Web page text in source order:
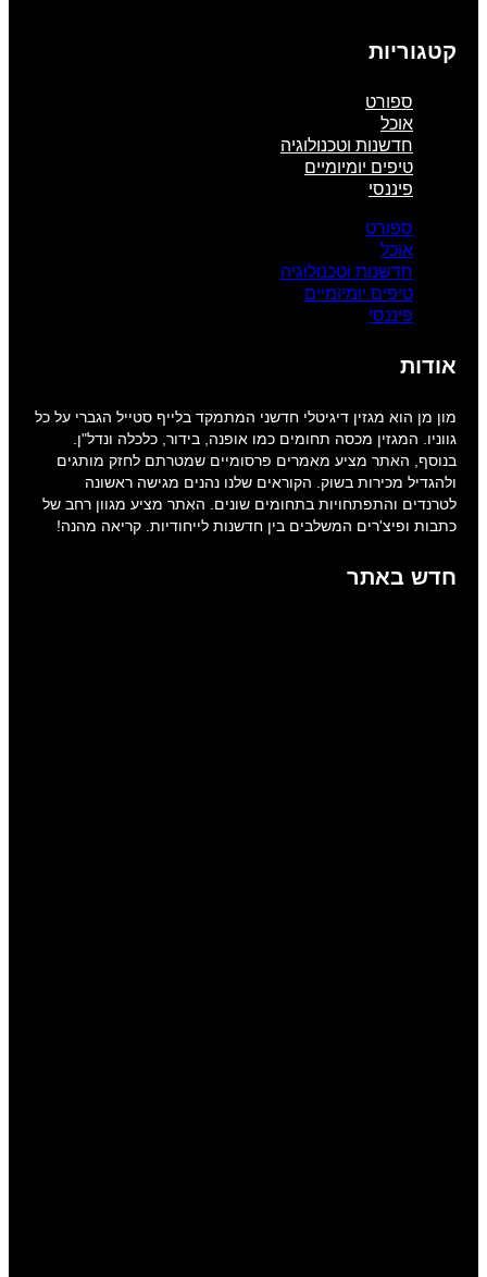
קטגוריות
ספורט
אוכל
חדשנות וטכנולוגיה
טיפים יומיומיים
פיננסי
ספורט
אוכל
חדשנות וטכנולוגיה
טיפים יומיומיים
פיננסי
אודות
מון מן הוא מגזין דיגיטלי חדשני המתמקד בלייף סטייל הגברי על כל
גווניו. המגזין מכסה תחומים כמו אופנה, בידור, כלכלה ונדל"ן.
בנוסף, האתר מציע מאמרים פרסומיים שמטרתם לחזק מותגים
ולהגדיל מכירות בשוק. הקוראים שלנו נהנים מגישה ראשונה
לטרנדים והתפתחויות בתחומים שונים. האתר מציע מגוון רחב של
כתבות ופיצ'רים המשלבים בין חדשנות לייחודיות. קריאה מהנה!
חדש באתר